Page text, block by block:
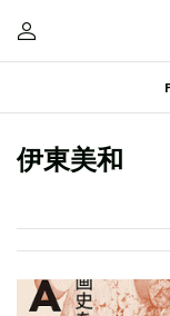
伊東美和